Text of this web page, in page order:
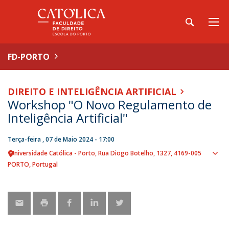
FD-PORTO
DIREITO E INTELIGÊNCIA ARTIFICIAL
Workshop "O Novo Regulamento de
Inteligência Artificial"
Terça-feira , 07 de Maio 2024 - 17:00
Universidade Católica - Porto Rua Diogo Botelho, 1327 4169-005
PORTO Portugal